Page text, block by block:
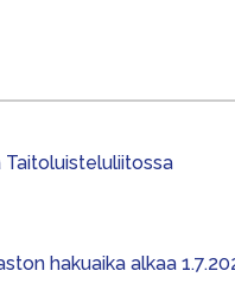
hakuaika alkaa